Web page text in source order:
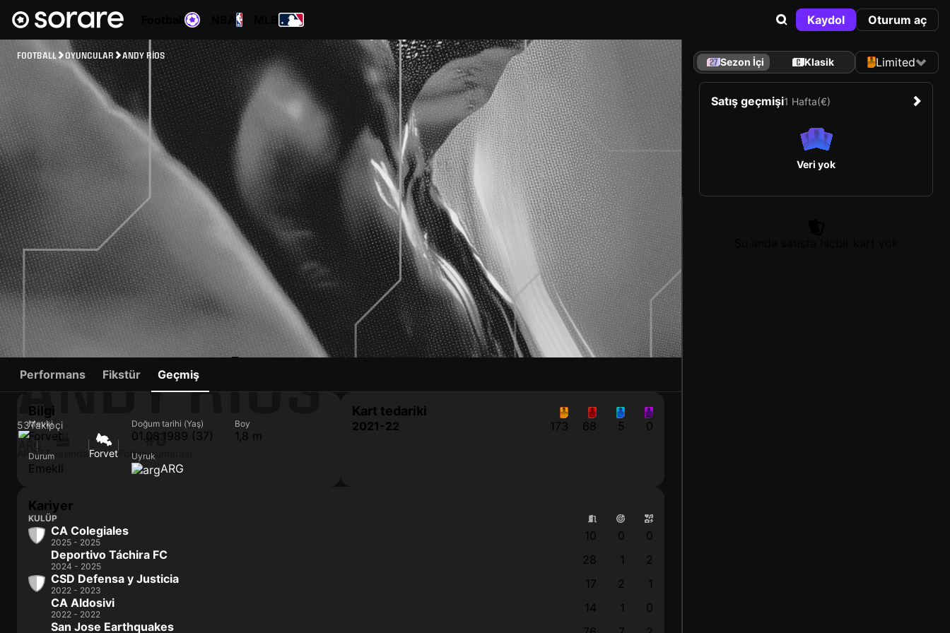
Kaydol Oturum aç
FOOTBALL OYUNCULAR ANDY RIOS
ANDY RIOS
53Takipçi
ARG37 yaşında Forvet
#0
Forma numarası
Performans Fikstür Geçmiş
Bilgi
Mevki
Forvet
Doğum tarihi (Yaş)
01.08.1989 (37)
Boy
1,8 m
Durum
Emekli
Uyruk
ARG
Kart tedariki
2021-22 173 68 5 0
Kariyer
KULÜP
CA Colegiales
2025 - 2025 10 0
0
Deportivo Táchira FC
2024 - 2025 28 1
2
CSD Defensa y Justicia
2022 - 2023 17 2
1
CA Aldosivi
2022 - 2022 14 1
0
San Jose Earthquakes
Sezon İçi Klasik Limited
Satış geçmişi1 Hafta(€)
Veri yok